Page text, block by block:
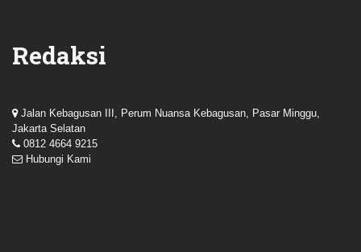
Redaksi
Jalan Kebagusan III, Perum Nuansa Kebagusan, Pasar Minggu,
Jakarta Selatan
0812 4664 9215
Hubungi Kami